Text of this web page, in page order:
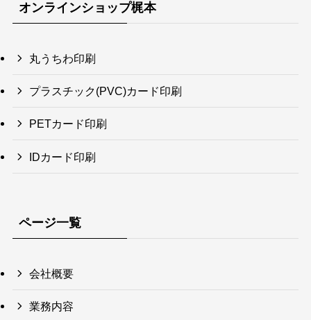
オンラインショップ梶本
丸うちわ印刷
プラスチック(PVC)カード印刷
PETカード印刷
IDカード印刷
ページ一覧
会社概要
業務内容